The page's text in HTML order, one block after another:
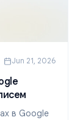
Jun 21, 2026
в Google